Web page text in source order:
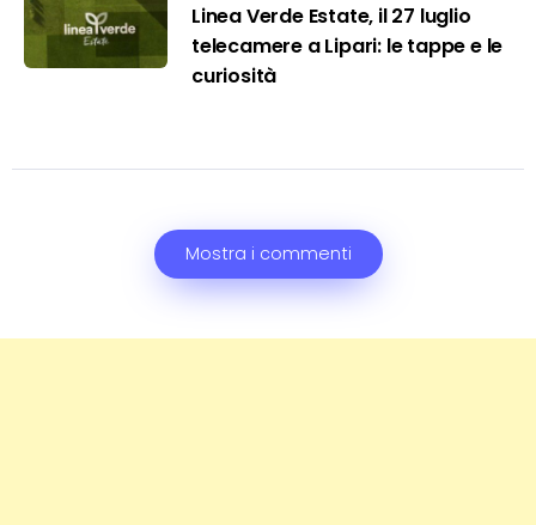
Linea Verde Estate, il 27 luglio
telecamere a Lipari: le tappe e le
curiosità
Mostra i commenti